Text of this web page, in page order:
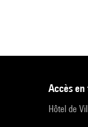
accès
Hôtel de